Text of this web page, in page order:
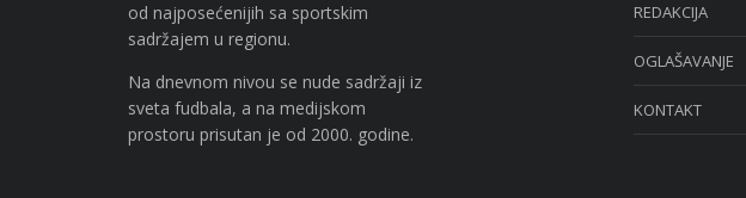
od najposećenijih sa sportskim
sadržajem u regionu.
Na dnevnom nivou se nude sadržaji iz
sveta fudbala, a na medijskom
prostoru prisutan je od 2000. godine.
REDAKCIJA
OGLAŠAVANJE
KONTAKT